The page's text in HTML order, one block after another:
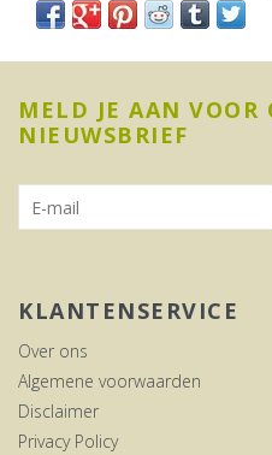
MELD JE AAN VOOR
NIEUWSBRIEF
KLANTENSERVICE
Over ons
Algemene voorwaarden
Disclaimer
Privacy Policy